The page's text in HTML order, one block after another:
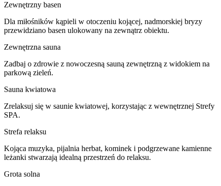
Zewnętrzny basen
Dla miłośników kąpieli w otoczeniu kojącej, nadmorskiej bryzy
przewidziano basen ulokowany na zewnątrz obiektu.
Zewnętrzna sauna
Zadbaj o zdrowie z nowoczesną sauną zewnętrzną z widokiem na
parkową zieleń.
Sauna kwiatowa
Zrelaksuj się w saunie kwiatowej, korzystając z wewnętrznej Strefy
SPA.
Strefa relaksu
Kojąca muzyka, pijalnia herbat, kominek i podgrzewane kamienne
leżanki stwarzają idealną przestrzeń do relaksu.
Grota solna